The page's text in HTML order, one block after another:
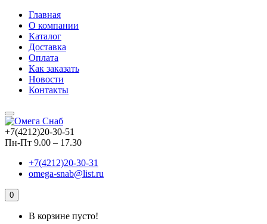
Главная
О компании
Каталог
Доставка
Оплата
Как заказать
Новости
Контакты
+7(4212)20-30-51
Пн-Пт 9.00 – 17.30
+7(4212)20-30-31
omega-snab@list.ru
0
В корзине пусто!